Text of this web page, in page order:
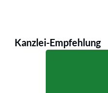
Kanzlei-Empfehlung